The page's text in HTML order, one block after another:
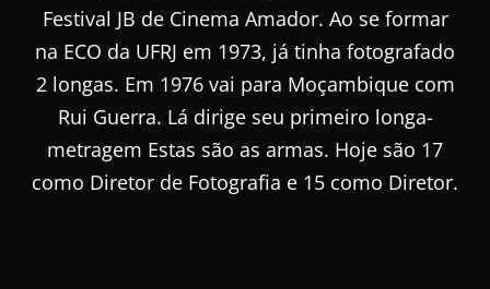
Festival JB de Cinema Amador. Ao se formar
na ECO da UFRJ em 1973, já tinha fotografado
2 longas. Em 1976 vai para Moçambique com
Rui Guerra. Lá dirige seu primeiro longa-
metragem Estas são as armas. Hoje são 17
como Diretor de Fotografia e 15 como Diretor.